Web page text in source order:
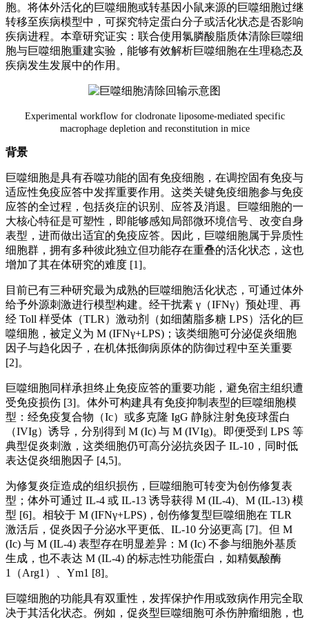
胞。将体外活化的巨噬细胞或转基因小鼠来源的巨噬细胞过继
转移至疾病模型中，可探究特定蛋白分子或活化状态是否影响
疾病进程。本章研究证实：联合使用氯膦酸脂质体清除巨噬细
胞与巨噬细胞重建实验，能够有效解析巨噬细胞在生理稳态及
疾病发生发展中的作用。
Experimental workflow for clodronate liposome‑mediated specific
macrophage depletion and reconstitution in mice
背景
巨噬细胞是具有吞噬功能的固有免疫细胞，在调控固有免疫与
适应性免疫应答中发挥重要作用。这类关键免疫细胞参与免疫
应答的全过程，包括炎症的识别、应答及消退。巨噬细胞的一
大核心特征是可塑性，即能够感知局部微环境信号、改变自身
表型，进而做出适宜的免疫应答。因此，巨噬细胞属于异质性
细胞群，拥有多种彼此独立但功能存在重叠的活化状态，这也
增加了其在体研究的难度 [1]。
目前已有三种研究最为成熟的巨噬细胞活化状态，可通过体外
给予外源刺激进行模型构建。经干扰素 γ（IFNγ）预处理、再
经 Toll 样受体（TLR）激动剂（如细菌脂多糖 LPS）活化的巨
噬细胞，被定义为 M (IFNγ+LPS)；该类细胞可分泌促炎细胞
因子与趋化因子，在机体抵御病原体的防御过程中至关重要
[2]。
巨噬细胞同样承担终止免疫应答的重要功能，避免宿主组织遭
受免疫损伤 [3]。体外可构建具有免疫抑制表型的巨噬细胞模
型：经免疫复合物（Ic）或多克隆 IgG 静脉注射免疫球蛋白
（IVIg）诱导，分别得到 M (Ic) 与 M (IVIg)。即便受到 LPS 等
典型促炎刺激，这类细胞仍可高分泌抗炎因子 IL-10，同时低
表达促炎细胞因子 [4,5]。
为修复炎症造成的组织损伤，巨噬细胞可转变为创伤修复表
型；体外可通过 IL-4 或 IL-13 诱导获得 M (IL-4)、M (IL-13) 模
型 [6]。相较于 M (IFNγ+LPS)，创伤修复型巨噬细胞在 TLR
激活后，促炎因子分泌水平更低、IL-10 分泌更高 [7]。但 M
(Ic) 与 M (IL-4) 表型存在明显差异：M (Ic) 不参与细胞外基质
生成，也不表达 M (IL-4) 的标志性功能蛋白，如精氨酸酶
1（Arg1）、Ym1 [8]。
巨噬细胞的功能具有双重性，发挥保护作用或致病作用完全取
决于其活化状态。例如，促炎型巨噬细胞可杀伤肿瘤细胞，也